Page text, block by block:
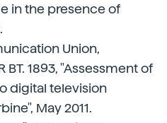
in the presence of
Union,
1893, "Assessment of
digital television
May 2011.